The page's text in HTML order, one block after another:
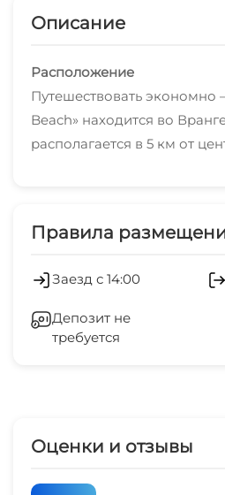
Описание
Расположение
Путешествовать экономно
Beach» находится во
располагается в 5 км от
Правила
Заезд с 14:00
Депозит не
требуется
Оценки и отзывы